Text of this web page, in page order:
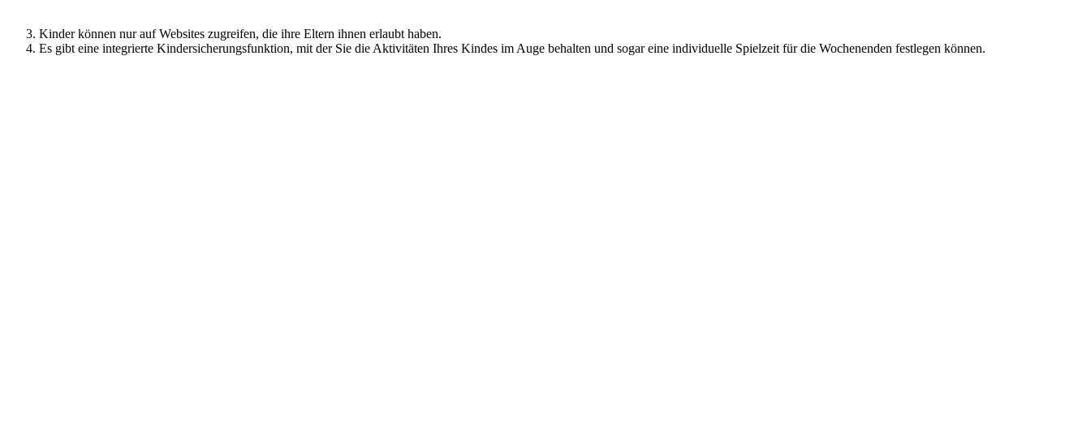
Kinder können nur auf Websites zugreifen, die ihre Eltern ihnen erlaubt haben.
Es gibt eine integrierte Kindersicherungsfunktion, mit der Sie die Aktivitäten Ihres Kindes im Auge behalten und sogar eine individuelle Spielzeit für die Wochenenden festlegen können.